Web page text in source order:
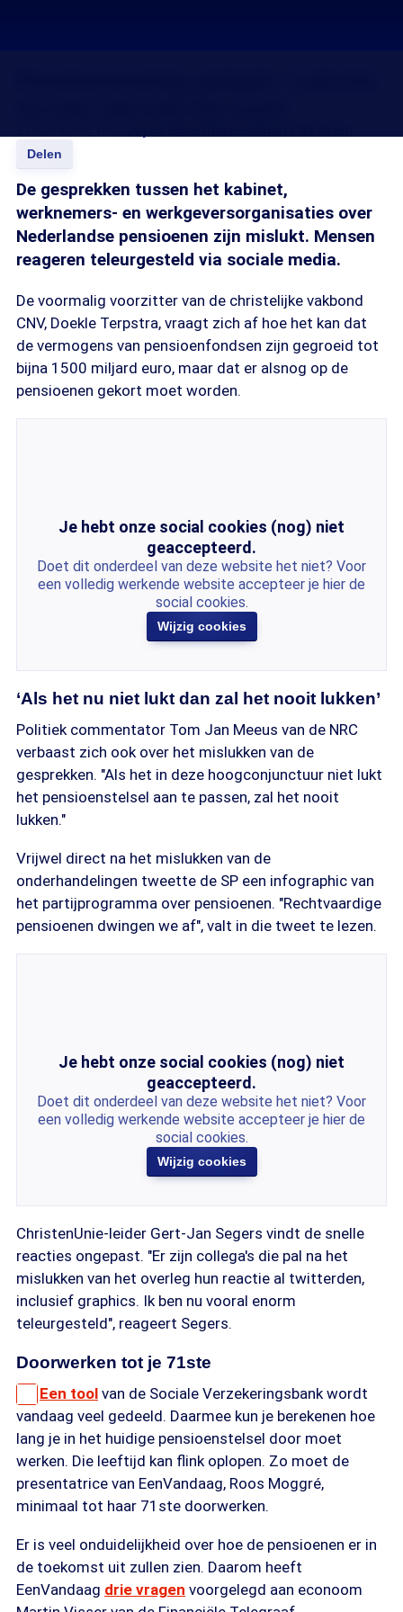
Delen
De gesprekken tussen het kabinet,
werknemers- en werkgeversorganisaties over
Nederlandse pensioenen zijn mislukt. Mensen
reageren teleurgesteld via sociale media.
De voormalig voorzitter van de christelijke vakbond
CNV, Doekle Terpstra, vraagt zich af hoe het kan dat
de vermogens van pensioenfondsen zijn gegroeid tot
bijna 1500 miljard euro, maar dat er alsnog op de
pensioenen gekort moet worden.
Je hebt onze social cookies (nog) niet
geaccepteerd.
Doet dit onderdeel van deze website het niet? Voor
een volledig werkende website accepteer je hier de
social cookies.
Wijzig cookies
‘Als het nu niet lukt dan zal het nooit lukken’
Politiek commentator Tom Jan Meeus van de NRC
verbaast zich ook over het mislukken van de
gesprekken. "Als het in deze hoogconjunctuur niet lukt
het pensioenstelsel aan te passen, zal het nooit
lukken."
Vrijwel direct na het mislukken van de
onderhandelingen tweette de SP een infographic van
het partijprogramma over pensioenen. "Rechtvaardige
pensioenen dwingen we af", valt in die tweet te lezen.
Je hebt onze social cookies (nog) niet
geaccepteerd.
Doet dit onderdeel van deze website het niet? Voor
een volledig werkende website accepteer je hier de
social cookies.
Wijzig cookies
ChristenUnie-leider Gert-Jan Segers vindt de snelle
reacties ongepast. "Er zijn collega's die pal na het
mislukken van het overleg hun reactie al twitterden,
inclusief graphics. Ik ben nu vooral enorm
teleurgesteld", reageert Segers.
Doorwerken tot je 71ste
Een tool van de Sociale Verzekeringsbank wordt
vandaag veel gedeeld. Daarmee kun je berekenen hoe
lang je in het huidige pensioenstelsel door moet
werken. Die leeftijd kan flink oplopen. Zo moet de
presentatrice van EenVandaag, Roos Moggré,
minimaal tot haar 71ste doorwerken.
Er is veel onduidelijkheid over hoe de pensioenen er in
de toekomst uit zullen zien. Daarom heeft
EenVandaag drie vragen voorgelegd aan econoom